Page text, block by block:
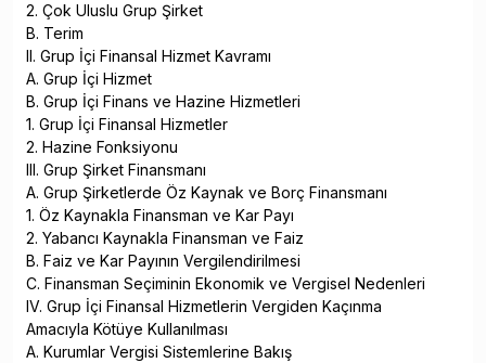
2. Çok Uluslu Grup Şirket
B. Terim
II. Grup İçi Finansal Hizmet Kavramı
A. Grup İçi Hizmet
B. Grup İçi Finans ve Hazine Hizmetleri
1. Grup İçi Finansal Hizmetler
2. Hazine Fonksiyonu
III. Grup Şirket Finansmanı
A. Grup Şirketlerde Öz Kaynak ve Borç Finansmanı
1. Öz Kaynakla Finansman ve Kar Payı
2. Yabancı Kaynakla Finansman ve Faiz
B. Faiz ve Kar Payının Vergilendirilmesi
C. Finansman Seçiminin Ekonomik ve Vergisel Nedenleri
IV. Grup İçi Finansal Hizmetlerin Vergiden Kaçınma
Amacıyla Kötüye Kullanılması
A. Kurumlar Vergisi Sistemlerine Bakış